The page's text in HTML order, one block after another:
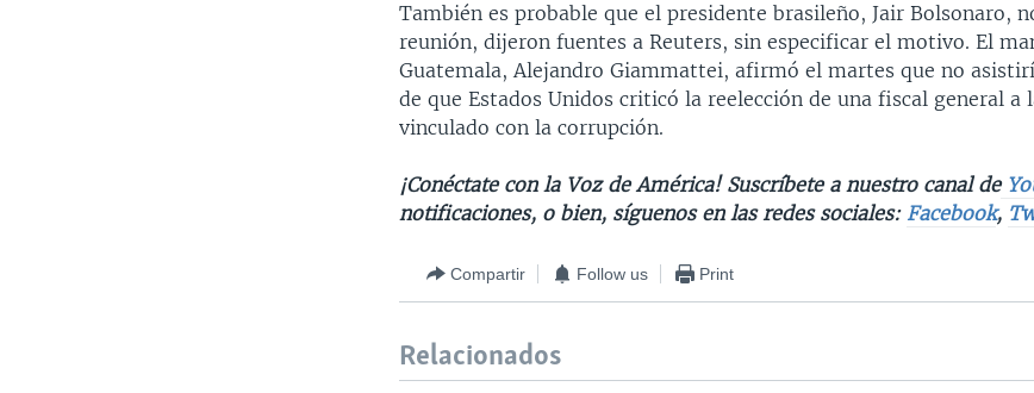
También es probable que el presidente brasileño, Jair Bolsonaro,
reunión, dijeron fuentes a Reuters, sin especificar el motivo. El
Guatemala, Alejandro Giammattei, afirmó el martes que no
de que Estados Unidos criticó la reelección de una fiscal general a
vinculado con la corrupción.
¡Conéctate con la Voz de América! Suscríbete a nuestro canal de
notificaciones, o bien, síguenos en las redes sociales: Facebook,
Compartir Follow us Print
Relacionados